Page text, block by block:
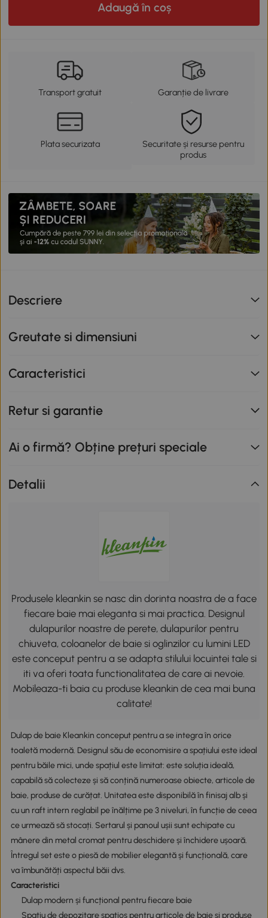
Adaugă în coș
Transport gratuit Garanție de livrare
Plata securizata
Securitate și resurse pentru
produs
Descriere
Greutate si dimensiuni
Caracteristici
Retur si garantie
Ai o firmă? Obține prețuri speciale
Detalii
Produsele kleankin se nasc din dorinta noastra de a face
fiecare baie mai eleganta si mai practica. Designul
dulapurilor noastre de perete, dulapurilor pentru
chiuveta, coloanelor de baie si oglinzilor cu lumini LED
este conceput pentru a se adapta stilului locuintei tale si
iti va oferi toata functionalitatea de care ai nevoie.
Mobileaza-ti baia cu produse kleankin de cea mai buna
calitate!
Dulap de baie Kleankin conceput pentru a se integra în orice
toaletă modernă. Designul său de economisire a spațiului este ideal
pentru băile mici, unde spațiul este limitat: este soluția ideală,
capabilă să colecteze și să conțină numeroase obiecte, articole de
baie, produse de curățat. Unitatea este disponibilă în finisaj alb și
cu un raft intern reglabil pe înălțime pe 3 niveluri, în funcție de ceea
ce urmează să stocați. Sertarul și panoul ușii sunt echipate cu
mânere din metal cromat pentru deschidere și închidere ușoară.
Întregul set este o piesă de mobilier elegantă și funcțională, care
va îmbunătăți aspectul băii dvs.
Caracteristici
Dulap modern și funcțional pentru fiecare baie
Spațiu de depozitare spațios pentru articole de baie și produse